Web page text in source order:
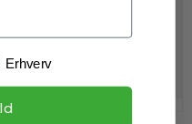
Erhverv